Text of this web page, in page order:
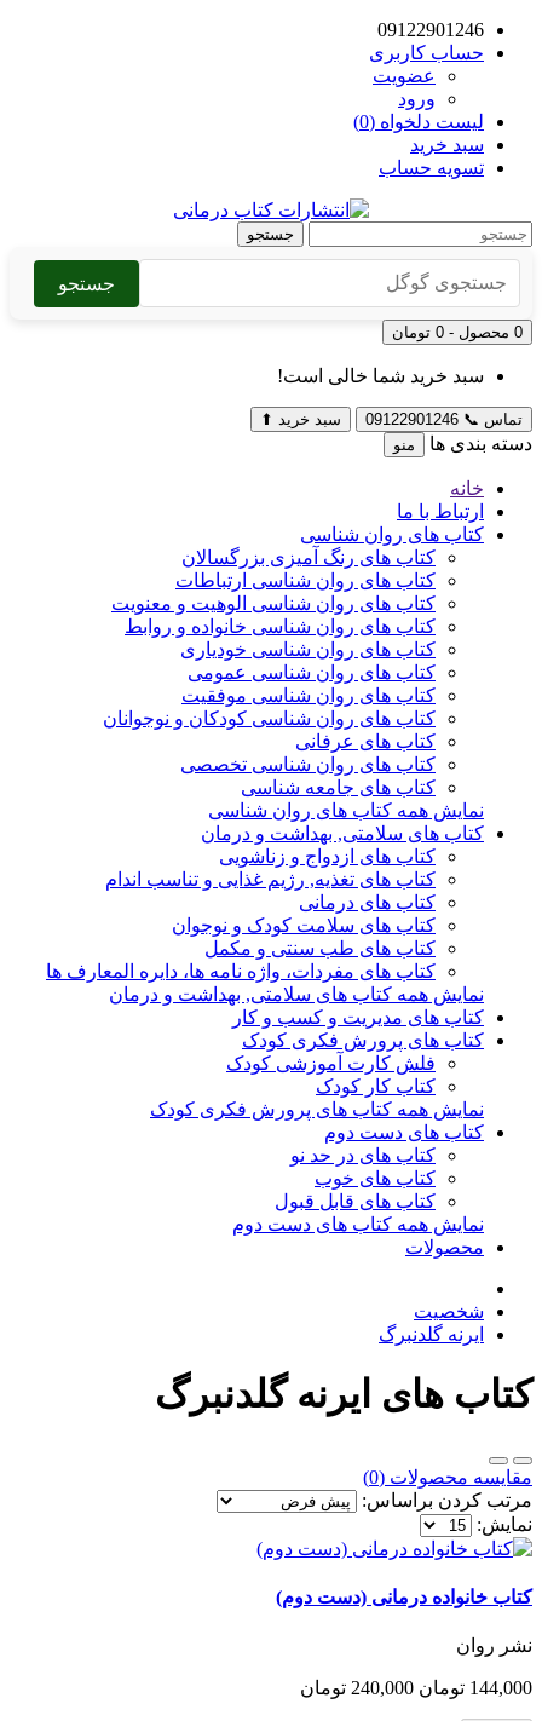
09122901246
حساب کاربری
عضویت
ورود
لیست دلخواه (0)
سبد خرید
تسویه حساب
جستجو
جستجو
0 محصول - 0 تومان
سبد خرید شما خالی است!
تماس 📞
09122901246 سبد خرید ⬆
دسته بندی ها منو
خانه
ارتباط با ما
کتاب های روان شناسی
کتاب های رنگ آمیزی بزرگسالان
کتاب های روان شناسی ارتباطات
کتاب های روان شناسی الوهیت و معنویت
کتاب های روان شناسی خانواده و روابط
کتاب های روان شناسی خودیاری
کتاب های روان شناسی عمومی
کتاب های روان شناسی موفقیت
کتاب های روان شناسی کودکان و نوجوانان
کتاب های عرفانی
کتاب های روان شناسی تخصصی
کتاب های جامعه شناسی
نمایش همه کتاب های روان شناسی
کتاب های سلامتی, بهداشت و درمان
کتاب های ازدواج و زناشویی
کتاب های تغذیه, رژیم غذایی و تناسب اندام
کتاب های درمانی
کتاب های سلامت کودک و نوجوان
کتاب های طب سنتی و مکمل
کتاب های مفردات، واژه نامه ها، دایره المعارف ها
نمایش همه کتاب های سلامتی, بهداشت و درمان
کتاب های مدیریت و کسب و کار
کتاب های پرورش فکری کودک
فلش کارت آموزشی کودک
کتاب کار کودک
نمایش همه کتاب های پرورش فکری کودک
کتاب های دست دوم
کتاب های در حد نو
کتاب های خوب
کتاب های قابل قبول
نمایش همه کتاب های دست دوم
محصولات
شخصیت
ایرنه گلدنبرگ
کتاب های ایرنه گلدنبرگ
مقایسه محصولات (0)
مرتب کردن براساس:
نمایش:
کتاب خانواده درمانی (دست دوم)
نشر روان
144,000 تومان 240,000 تومان